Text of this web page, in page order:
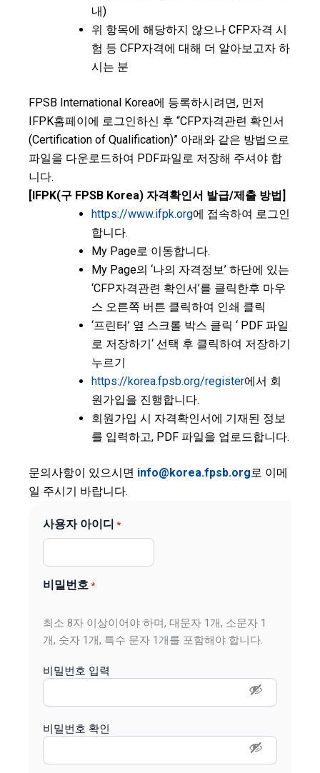
내)
위 항목에 해당하지 않으나 CFP자격 시
험 등 CFP자격에 대해 더 알아보고자 하
시는 분
FPSB International Korea에 등록하시려면, 먼저
IFPK홈페이에 로그인하신 후 “CFP자격관련 확인서
(Certification of Qualification)” 아래와 같은 방법으로
파일을 다운로드하여 PDF파일로 저장해 주셔야 합
니다.
[IFPK(구 FPSB Korea) 자격확인서 발급/제출 방법]
https://www.ifpk.org에 접속하여 로그인
합니다.
My Page로 이동합니다.
My Page의 ‘나의 자격정보’ 하단에 있는
‘CFP자격관련 확인서’를 클릭한후 마우
스 오른쪽 버튼 클릭하여 인쇄 클릭
‘프린터’ 옆 스크롤 박스 클릭 ‘ PDF 파일
로 저장하기‘ 선택 후 클릭하여 저장하기
누르기
https://korea.fpsb.org/register에서 회
원가입을 진행합니다.
회원가입 시 자격확인서에 기재된 정보
를 입력하고, PDF 파일을 업로드합니다.
문의사항이 있으시면 info@korea.fpsb.org로 이메
일 주시기 바랍니다.
사용자 아이디 *
비밀번호 *
최소 8자 이상이어야 하며, 대문자 1개, 소문자 1
개, 숫자 1개, 특수 문자 1개를 포함해야 합니다.
비밀번호 입력
비밀번호 확인
dash
MM
dash
DD